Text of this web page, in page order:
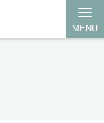
MENU